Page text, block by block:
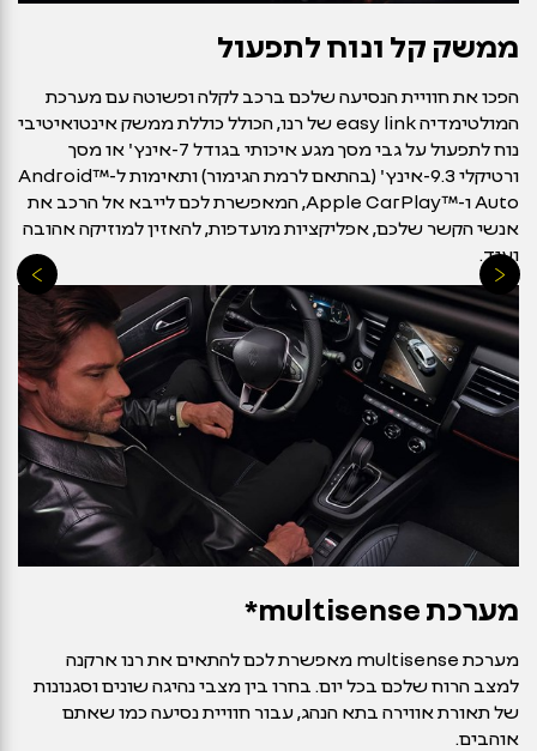
ממשק קל ונוח לתפעול
הפכו את חוויית הנסיעה שלכם ברכב לקלה ופשוטה עם מערכת
המולטימדיה easy link של רנו, הכולל כוללת ממשק אינטואיטיבי
נוח לתפעול על גבי מסך מגע איכותי בגודל 7-אינץ' או מסך
ורטיקלי 9.3-אינץ' (בהתאם לרמת הגימור) ותאימות ל-™Android
Auto ו-™Apple CarPlay, המאפשרת לכם לייבא אל הרכב את
אנשי הקשר שלכם, אפליקציות מועדפות, להאזין למוזיקה אהובה
ועוד.
מערכת multisense*
מערכת multisense מאפשרת לכם להתאים את רנו ארקנה
למצב הרוח שלכם בכל יום. בחרו בין מצבי נהיגה שונים וסגנונות
של תאורת אווירה בתא הנהג, עבור חוויית נסיעה כמו שאתם
אוהבים.